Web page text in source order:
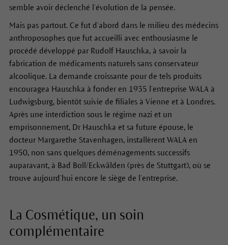
semble avoir déclenché l’évolution de la pensée.
Mais pas partout. Ce fut d’abord dans le milieu des médecins
anthroposophes que fut accueilli avec enthousiasme le
procédé développé par Rudolf Hauschka, à savoir la
fabrication de médicaments naturels sans conservateur
alcoolique. La demande croissante pour de tels produits
encouragea Hauschka à fonder en 1935 l’entreprise WALA à
Ludwigsburg, bientôt suivie de filiales à Vienne et à Londres.
Après une interdiction sous le régime nazi et un
emprisonnement, Dr Hauschka et sa future épouse, le
docteur Margarethe Stavenhagen, installèrent WALA en
1950, non sans quelques déménagements successifs
auparavant, à Bad Boll/Eckwälden (près de Stuttgart), où se
trouve aujourd’hui encore le siège de l’entreprise.
La Cosmétique, un soin
complémentaire